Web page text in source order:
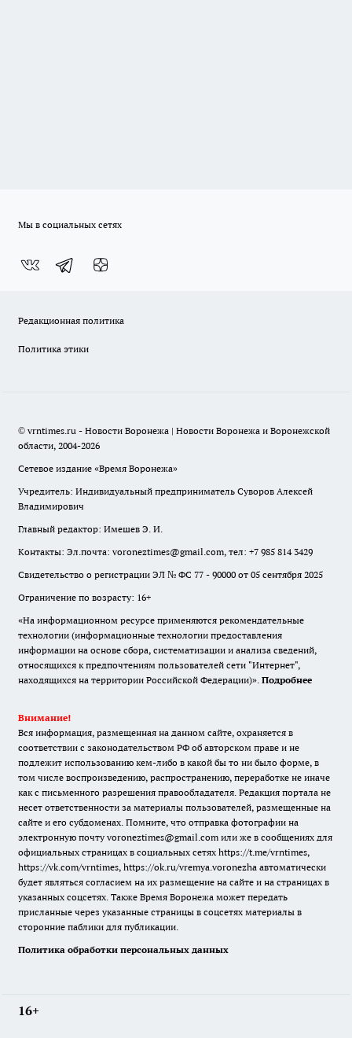
Мы в социальных сетях
Редакционная политика
Политика этики
© vrntimes.ru - Новости Воронежа | Новости Воронежа и Воронежской
области, 2004-2026
Сетевое издание «Время Воронежа»
Учредитель: Индивидуальный предприниматель Суворов Алексей
Владимирович
Главный редактор: Имешев Э. И.
Контакты: Эл.почта: voroneztimes@gmail.com, тел: +7 985 814 3429
Свидетельство о регистрации ЭЛ № ФС 77 - 90000 от 05 сентября 2025
Ограничение по возрасту: 16+
«На информационном ресурсе применяются рекомендательные
технологии (информационные технологии предоставления
информации на основе сбора, систематизации и анализа сведений,
относящихся к предпочтениям пользователей сети "Интернет",
находящихся на территории Российской Федерации)». Подробнее
Внимание!
Вся информация, размещенная на данном сайте, охраняется в
соответствии с законодательством РФ об авторском праве и не
подлежит использованию кем-либо в какой бы то ни было форме, в
том числе воспроизведению, распространению, переработке не иначе
как с письменного разрешения правообладателя. Редакция портала не
несет ответственности за материалы пользователей, размещенные на
сайте и его субдоменах. Помните, что отправка фотографии на
электронную почту voroneztimes@gmail.com или же в сообщениях для
официальных страницах в социальных сетях https://t.me/vrntimes,
https://vk.com/vrntimes, https://ok.ru/vremya.voronezha автоматически
будет являться согласием на их размещение на сайте и на страницах в
указанных соцсетях. Также Время Воронежа может передать
присланные через указанные страницы в соцсетях материалы в
сторонние паблики для публикации.
Политика обработки персональных данных
16+